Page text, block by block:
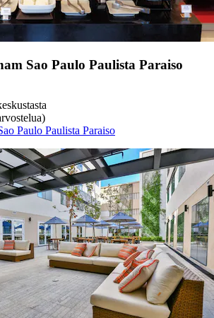
Sao Paulo Paulista Paraiso
Paulo Paulista Paraiso